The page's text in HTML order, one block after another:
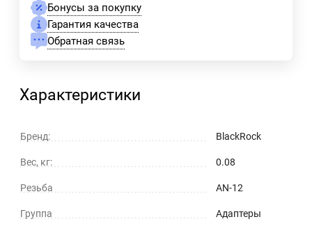
Бонусы за покупку
Гарантия качества
Обратная связь
Характеристики
Бренд: BlackRock
Вес, кг: 0.08
Резьба AN-12
Группа Адаптеры